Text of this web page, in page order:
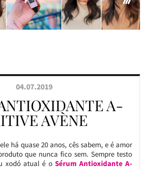
04.07.2019
A-
AVÈNE
há quase 20 anos, cês sabem, e é amor
que nunca fico sem. Sempre testo
xodó atual é o Sérum Antioxidante A-